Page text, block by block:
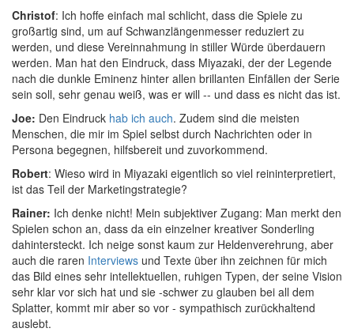
Christof: Ich hoffe einfach mal schlicht, dass die Spiele zu
großartig sind, um auf Schwanzlängenmesser reduziert zu
werden, und diese Vereinnahmung in stiller Würde überdauern
werden. Man hat den Eindruck, dass Miyazaki, der der Legende
nach die dunkle Eminenz hinter allen brillanten Einfällen der Serie
sein soll, sehr genau weiß, was er will -- und dass es nicht das ist.
Joe: Den Eindruck hab ich auch. Zudem sind die meisten
Menschen, die mir im Spiel selbst durch Nachrichten oder in
Persona begegnen, hilfsbereit und zuvorkommend.
Robert: Wieso wird in Miyazaki eigentlich so viel reininterpretiert,
ist das Teil der Marketingstrategie?
Rainer: Ich denke nicht! Mein subjektiver Zugang: Man merkt den
Spielen schon an, dass da ein einzelner kreativer Sonderling
dahintersteckt. Ich neige sonst kaum zur Heldenverehrung, aber
auch die raren Interviews und Texte über ihn zeichnen für mich
das Bild eines sehr intellektuellen, ruhigen Typen, der seine Vision
sehr klar vor sich hat und sie -schwer zu glauben bei all dem
Splatter, kommt mir aber so vor - sympathisch zurückhaltend
auslebt.